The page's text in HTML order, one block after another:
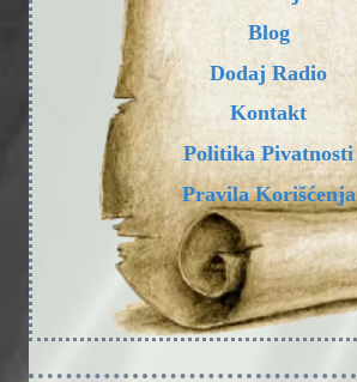
Blog
Dodaj Radio
Kontakt
Politika Pivatnosti
Pravila Korišćenja